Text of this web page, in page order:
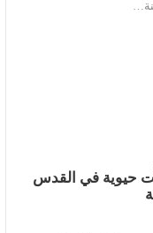
حيوية في القدس